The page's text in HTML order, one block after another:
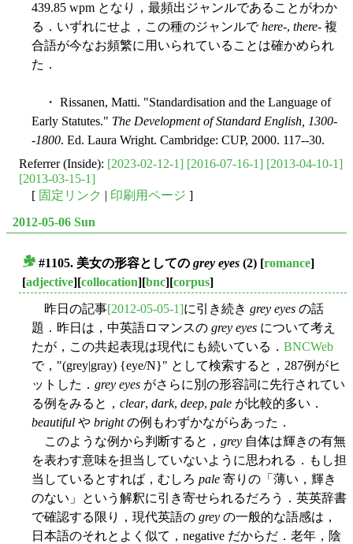
439.85 wpm となり，最頻出ジャンルであることがわか
る．いずれにせよ，この種のジャンルでhere-, there- 複
合語が今なお頻繁に用いられていることは確かめられ
た．
・ Rissanen, Matti. "Standardisation and the Language of
Early Statutes." The Development of Standard English, 1300-
-1800. Ed. Laura Wright. Cambridge: CUP, 2000. 117--30.
Referrer (Inside): [2023-02-12-1] [2016-07-16-1] [2013-04-10-1]
[2013-03-15-1]
[ 固定リンク | 印刷用ページ ]
2012-05-06 Sun
#1105. 美女の形容としての grey eyes (2) [romance]
[adjective][collocation][bnc][corpus]
昨日の記事[2012-05-05-1]に引き続き grey eyes の話
題．昨日は，中英語ロマンスの grey eyes について考え
たが，この共起表現は現代にも続いている． BNCWeb
で，"(grey|gray) {eye/N}" として検索すると，287例がヒ
ットした． grey eyes がさらに別の形容詞に先行されてい
る例をみると， clear, dark, deep, pale が比較的多い．
beautiful や brightの例もわずかながらあった．
このような例から判断すると， grey 自体は輝きの有無
を表わす意味を担当していないように思われる．もし担
当しているとすれば，むしろ pale 寄りの「薄い，輝き
のない」という解釈に引き寄せられるだろう．英英辞書
で確認する限り，現代英語の grey の一般的な語感は，
日本語のそれとよく似て，negative だからだ．老年，陰